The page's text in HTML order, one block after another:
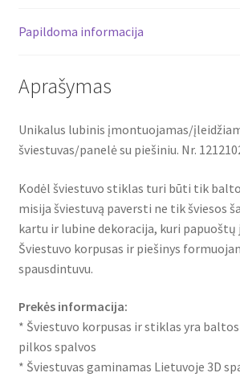
Papildoma informacija
Aprašymas
Unikalus lubinis įmontuojamas/
šviestuvas/panelė su piešiniu. Nr.
Kodėl šviestuvo stiklas turi būti tik
misija šviestuvą paversti ne tik šviesos
kartu ir lubine dekoracija, kuri papuoštų
Šviestuvo korpusas ir piešinys
spausdintuvu.
Prekės informacija:
* Šviestuvo korpusas ir stiklas yra
pilkos spalvos
* Šviestuvas gaminamas Lietuvoje 3D